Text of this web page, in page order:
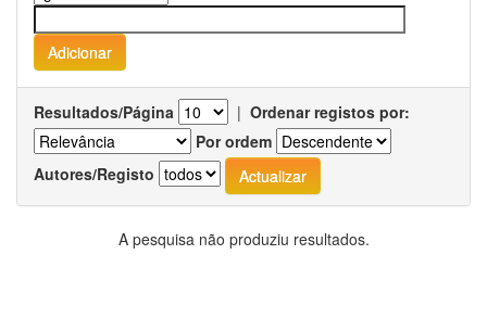
Resultados/Página | Ordenar registos por:
Por ordem
Autores/Registo
A pesquisa não produziu resultados.